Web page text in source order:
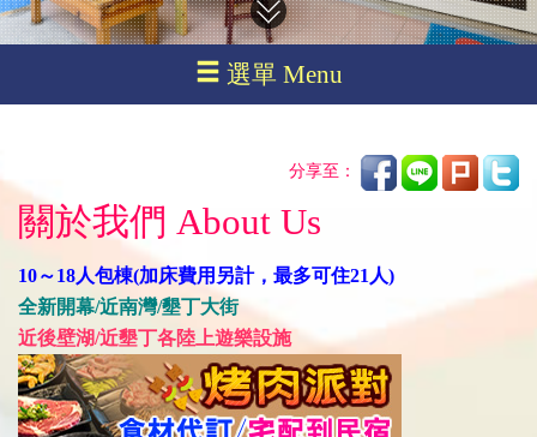
選單 Menu
分享至：
關於我們 About Us
10～18人包棟(加床費用另計，最多可住21人)
全新開幕/近南灣/墾丁大街
近後壁湖/近墾丁各陸上遊樂設施